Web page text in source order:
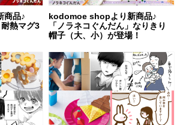
商品♪
耐熱マグ3
kodomoe shopより新商品♪
「ノラネコぐんだん」なりきり
帽子（大、小）が登場！